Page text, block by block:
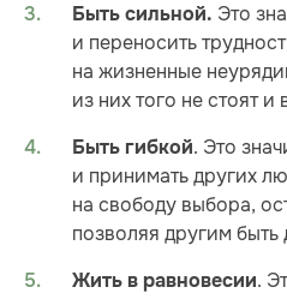
Быть сильной. Это
и переносить
на жизненные
из них того не стоят
Быть гибкой. Это
и принимать других
на свободу выбора,
позволяя другим быть
Жить в равновесии.